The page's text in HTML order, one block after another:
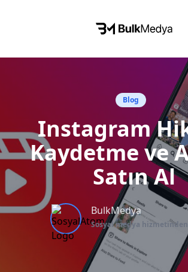
Blog
Instagram
Kaydetme ve
Satın Al
BulkMedya
Sosyal medya hizmetinden